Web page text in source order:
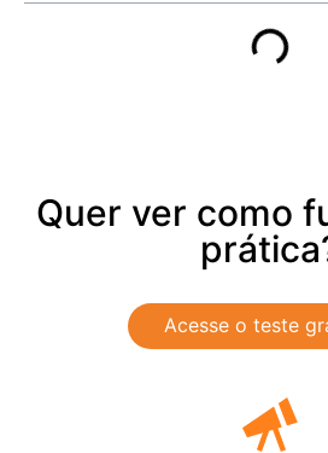
Quer ver como
Acesse o teste